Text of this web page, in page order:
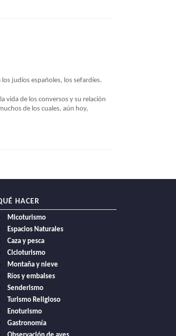
judíos españoles, los sefardíes.
vida de los conversos y su relación
de los cuales, aún hoy,
HACER
Micoturismo
Espacios Naturales
Caza y pesca
Cicloturismo
Montaña y nieve
Ríos y embalses
Senderismo
Turismo Religioso
Enoturismo
Gastronomía